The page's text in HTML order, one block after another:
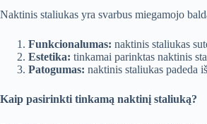
Naktinis staliukas yra svarbus miegamojo
Funkcionalumas: naktinis staliukas
Estetika: tinkamai parinktas naktinis
Patogumas: naktinis staliukas padeda
Kaip pasirinkti tinkamą naktinį staliuką?